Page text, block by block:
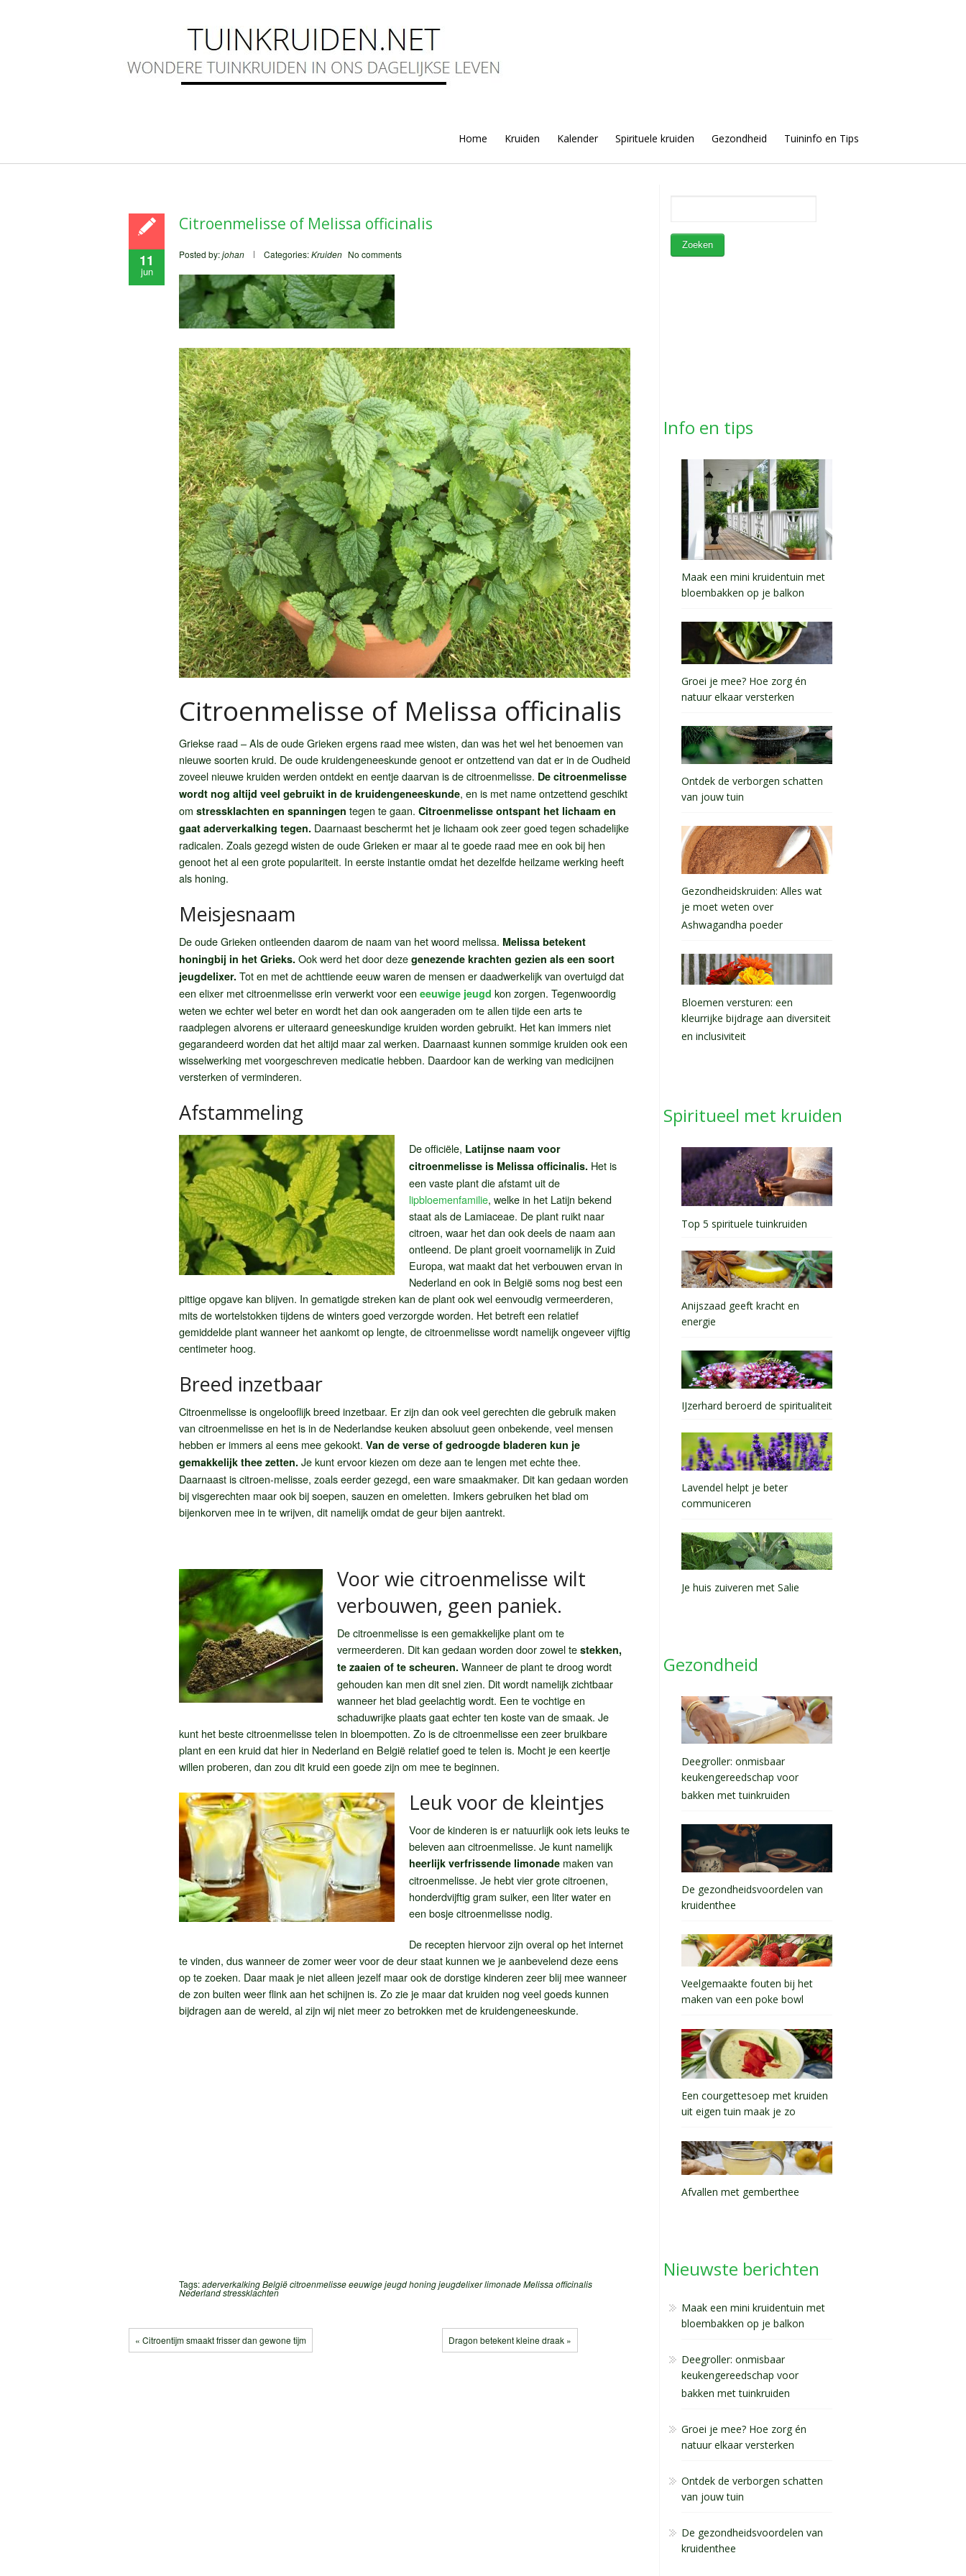
Home Kruiden Kalender Spirituele kruiden Gezondheid Tuininfo en Tips
11
jun
Citroenmelisse of Melissa officinalis
Posted by:johan Categories:Kruiden No comments
Citroenmelisse of Melissa officinalis
Griekse raad – Als de oude Grieken ergens raad mee wisten, dan was het wel het benoemen van
nieuwe soorten kruid. De oude kruidengeneeskunde genoot er ontzettend van dat er in de Oudheid
zoveel nieuwe kruiden werden ontdekt en eentje daarvan is de citroenmelisse. De citroenmelisse
wordt nog altijd veel gebruikt in de kruidengeneeskunde, en is met name ontzettend geschikt
om stressklachten en spanningen tegen te gaan. Citroenmelisse ontspant het lichaam en
gaat aderverkalking tegen. Daarnaast beschermt het je lichaam ook zeer goed tegen schadelijke
radicalen. Zoals gezegd wisten de oude Grieken er maar al te goede raad mee en ook bij hen
genoot het al een grote populariteit. In eerste instantie omdat het dezelfde heilzame werking heeft
als honing.
Meisjesnaam
De oude Grieken ontleenden daarom de naam van het woord melissa. Melissa betekent
honingbij in het Grieks. Ook werd het door deze genezende krachten gezien als een soort
jeugdelixer. Tot en met de achttiende eeuw waren de mensen er daadwerkelijk van overtuigd dat
een elixer met citroenmelisse erin verwerkt voor een eeuwige jeugd kon zorgen. Tegenwoordig
weten we echter wel beter en wordt het dan ook aangeraden om te allen tijde een arts te
raadplegen alvorens er uiteraard geneeskundige kruiden worden gebruikt. Het kan immers niet
gegarandeerd worden dat het altijd maar zal werken. Daarnaast kunnen sommige kruiden ook een
wisselwerking met voorgeschreven medicatie hebben. Daardoor kan de werking van medicijnen
versterken of verminderen.
Afstammeling
De officiële, Latijnse naam voor
citroenmelisse is Melissa officinalis. Het is
een vaste plant die afstamt uit de
lipbloemenfamilie, welke in het Latijn bekend
staat als de Lamiaceae. De plant ruikt naar
citroen, waar het dan ook deels de naam aan
ontleend. De plant groeit voornamelijk in Zuid
Europa, wat maakt dat het verbouwen ervan in
Nederland en ook in België soms nog best een
pittige opgave kan blijven. In gematigde streken kan de plant ook wel eenvoudig vermeerderen,
mits de wortelstokken tijdens de winters goed verzorgde worden. Het betreft een relatief
gemiddelde plant wanneer het aankomt op lengte, de citroenmelisse wordt namelijk ongeveer vijftig
centimeter hoog.
Breed inzetbaar
Citroenmelisse is ongelooflijk breed inzetbaar. Er zijn dan ook veel gerechten die gebruik maken
van citroenmelisse en het is in de Nederlandse keuken absoluut geen onbekende, veel mensen
hebben er immers al eens mee gekookt. Van de verse of gedroogde bladeren kun je
gemakkelijk thee zetten. Je kunt ervoor kiezen om deze aan te lengen met echte thee.
Daarnaast is citroen-melisse, zoals eerder gezegd, een ware smaakmaker. Dit kan gedaan worden
bij visgerechten maar ook bij soepen, sauzen en omeletten. Imkers gebruiken het blad om
bijenkorven mee in te wrijven, dit namelijk omdat de geur bijen aantrekt.
Voor wie citroenmelisse wilt
verbouwen, geen paniek.
De citroenmelisse is een gemakkelijke plant om te
vermeerderen. Dit kan gedaan worden door zowel te stekken,
te zaaien of te scheuren. Wanneer de plant te droog wordt
gehouden kan men dit snel zien. Dit wordt namelijk zichtbaar
wanneer het blad geelachtig wordt. Een te vochtige en
schaduwrijke plaats gaat echter ten koste van de smaak. Je
kunt het beste citroenmelisse telen in bloempotten. Zo is de citroenmelisse een zeer bruikbare
plant en een kruid dat hier in Nederland en België relatief goed te telen is. Mocht je een keertje
willen proberen, dan zou dit kruid een goede zijn om mee te beginnen.
Leuk voor de kleintjes
Voor de kinderen is er natuurlijk ook iets leuks te
beleven aan citroenmelisse. Je kunt namelijk
heerlijk verfrissende limonade maken van
citroenmelisse. Je hebt vier grote citroenen,
honderdvijftig gram suiker, een liter water en
een bosje citroenmelisse nodig.
De recepten hiervoor zijn overal op het internet
te vinden, dus wanneer de zomer weer voor de deur staat kunnen we je aanbevelend deze eens
op te zoeken. Daar maak je niet alleen jezelf maar ook de dorstige kinderen zeer blij mee wanneer
de zon buiten weer flink aan het schijnen is. Zo zie je maar dat kruiden nog veel goeds kunnen
bijdragen aan de wereld, al zijn wij niet meer zo betrokken met de kruidengeneeskunde.
Tags:aderverkalkingBelgiëcitroenmelisseeeuwige jeugdhoningjeugdelixerlimonadeMelissa officinalis
Nederlandstressklachten
« Citroentijm smaakt frisser dan gewone tijm Dragon betekent kleine draak »
Info en tips
Maak een mini kruidentuin met
bloembakken op je balkon
Groei je mee? Hoe zorg én
natuur elkaar versterken
Ontdek de verborgen schatten
van jouw tuin
Gezondheidskruiden: Alles wat
je moet weten over
Ashwagandha poeder
Bloemen versturen: een
kleurrijke bijdrage aan diversiteit
en inclusiviteit
Spiritueel met kruiden
Top 5 spirituele tuinkruiden
Anijszaad geeft kracht en
energie
IJzerhard beroerd de spiritualiteit
Lavendel helpt je beter
communiceren
Je huis zuiveren met Salie
Gezondheid
Deegroller: onmisbaar
keukengereedschap voor
bakken met tuinkruiden
De gezondheidsvoordelen van
kruidenthee
Veelgemaakte fouten bij het
maken van een poke bowl
Een courgettesoep met kruiden
uit eigen tuin maak je zo
Afvallen met gemberthee
Nieuwste berichten
Maak een mini kruidentuin met
bloembakken op je balkon
Deegroller: onmisbaar
keukengereedschap voor
bakken met tuinkruiden
Groei je mee? Hoe zorg én
natuur elkaar versterken
Ontdek de verborgen schatten
van jouw tuin
De gezondheidsvoordelen van
kruidenthee